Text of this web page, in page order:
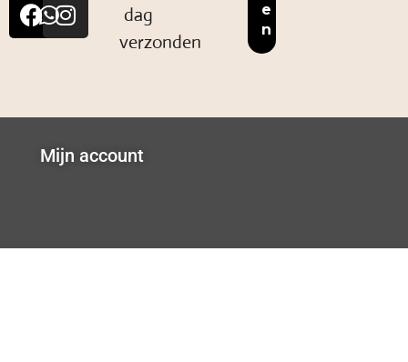
dag
verzonden
Mijn account